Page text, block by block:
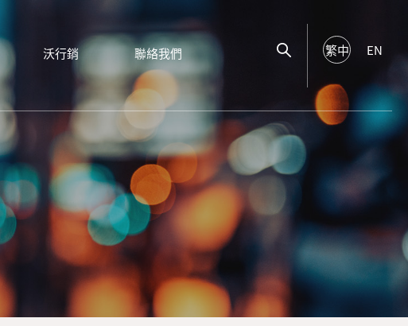
沃行銷 聯絡我們 繁中 EN